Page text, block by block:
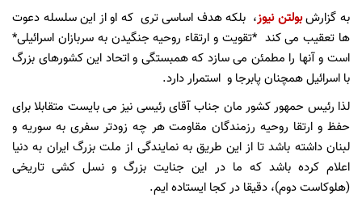
به گزارشبولتن نیوز، بلکه هدف اساسی تری که او از این سلسله دعوت
ها تعقیب می کند *تقویت و ارتقاء روحیه جنگیدن به سربازان اسرائیلی*
است و آنها را مطمئن می سازد که همبستگی و اتحاد این کشورهای بزرگ
با اسرائیل همچنان پابرجا و استمرار دارد.
لذا رئیس حمهور کشور مان جناب آقای رئیسی نیز می بایست متقابلا برای
حفظ و ارتقا روحیه رزمندگان مقاومت هر چه زودتر سفری به سوریه و
لبنان داشته باشد تا از این طریق به نمایندگی از ملت بزرگ ایران به دنیا
اعلام کرده باشد که ما در این جنایت بزرگ و نسل کشی تاریخی
(هلوکاست دوم)، دقیقا در کجا ایستاده ایم.